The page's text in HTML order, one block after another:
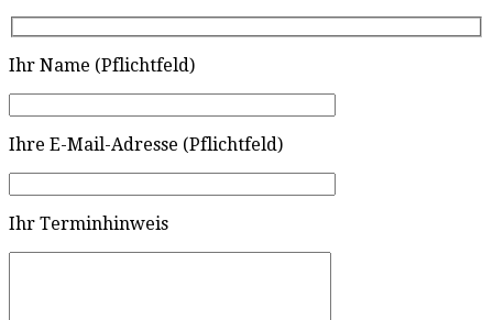
Ihr Name (Pflichtfeld)
Ihre E-Mail-Adresse (Pflichtfeld)
Ihr Terminhinweis